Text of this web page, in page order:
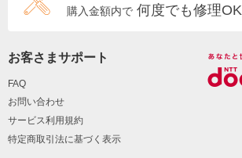
購入金額内で 何度でも修理OK
お客さまサポート
FAQ
お問い合わせ
サービス利用規約
特定商取引法に基づく表示